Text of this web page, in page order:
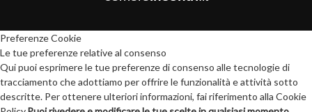
Preferenze Cookie
Le tue preferenze relative al consenso
Qui puoi esprimere le tue preferenze di consenso alle tecnologie di
tracciamento che adottiamo per offrire le funzionalità e attività sotto
descritte. Per ottenere ulteriori informazioni, fai riferimento alla Cookie